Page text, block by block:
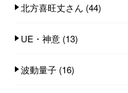
北方喜旺丈さん (44)
UE・神意 (13)
波動量子 (16)